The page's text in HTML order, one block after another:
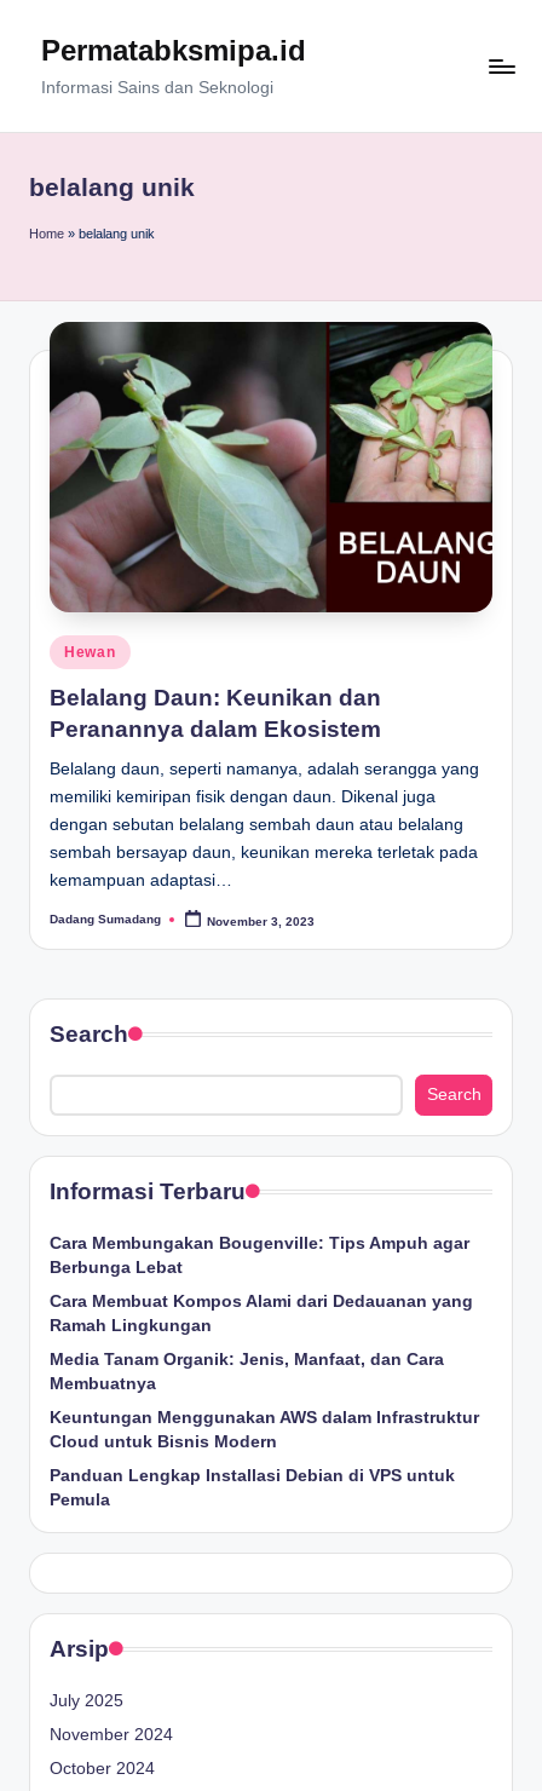
Permatabksmipa.id
Informasi Sains dan Seknologi
belalang unik
Home » belalang unik
Posted
in
Hewan
Belalang Daun: Keunikan dan
Peranannya dalam Ekosistem
Belalang daun, seperti namanya, adalah serangga yang
memiliki kemiripan fisik dengan daun. Dikenal juga
dengan sebutan belalang sembah daun atau belalang
sembah bersayap daun, keunikan mereka terletak pada
kemampuan adaptasi…
Posted
Dadang Sumadang November 3, 2023
Search
Search
Informasi Terbaru
Cara Membungakan Bougenville: Tips Ampuh agar
Berbunga Lebat
Cara Membuat Kompos Alami dari Dedauanan yang
Ramah Lingkungan
Media Tanam Organik: Jenis, Manfaat, dan Cara
Membuatnya
Keuntungan Menggunakan AWS dalam Infrastruktur
Cloud untuk Bisnis Modern
Panduan Lengkap Installasi Debian di VPS untuk
Pemula
Arsip
July 2025
November 2024
October 2024